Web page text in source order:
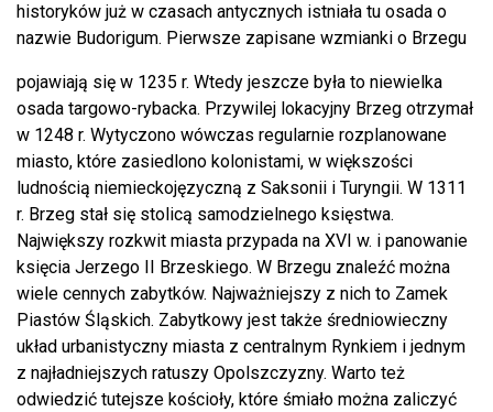
historyków już w czasach antycznych istniała tu osada o
nazwie Budorigum. Pierwsze zapisane wzmianki o Brzegu
pojawiają się w 1235 r. Wtedy jeszcze była to niewielka
osada targowo-rybacka. Przywilej lokacyjny Brzeg otrzymał
w 1248 r. Wytyczono wówczas regularnie rozplanowane
miasto, które zasiedlono kolonistami, w większości
ludnością niemieckojęzyczną z Saksonii i Turyngii. W 1311
r. Brzeg stał się stolicą samodzielnego księstwa.
Największy rozkwit miasta przypada na XVI w. i panowanie
księcia Jerzego II Brzeskiego. W Brzegu znaleźć można
wiele cennych zabytków. Najważniejszy z nich to Zamek
Piastów Śląskich. Zabytkowy jest także średniowieczny
układ urbanistyczny miasta z centralnym Rynkiem i jednym
z najładniejszych ratuszy Opolszczyzny. Warto też
odwiedzić tutejsze kościoły, które śmiało można zaliczyć